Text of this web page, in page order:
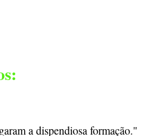
a dispendiosa formação."